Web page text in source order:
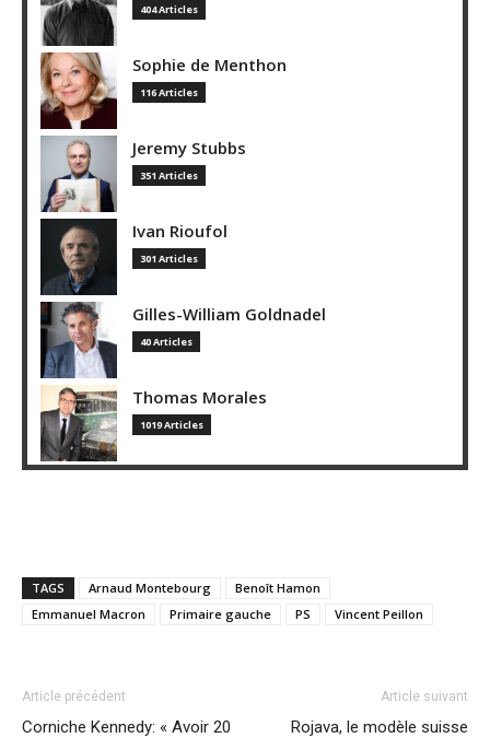
404 Articles
Sophie de Menthon
116 Articles
Jeremy Stubbs
351 Articles
Ivan Rioufol
301 Articles
Gilles-William Goldnadel
40 Articles
Thomas Morales
1019 Articles
TAGS Arnaud Montebourg
Benoît Hamon
Emmanuel Macron
Primaire gauche PS Vincent Peillon
Article précédent
Corniche Kennedy: « Avoir 20
Article suivant
Rojava, le modèle suisse